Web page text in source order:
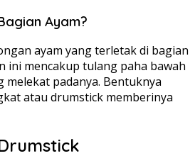
Ayam?
ayam yang terletak di bagian
ini mencakup tulang paha bawah
melekat padanya. Bentuknya
atau drumstick memberinya